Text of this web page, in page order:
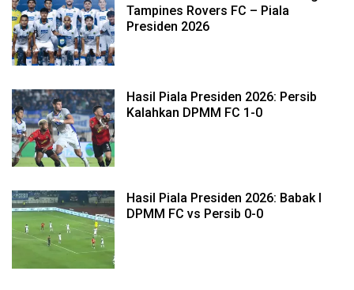
Tampines Rovers FC – Piala
Presiden 2026
Hasil Piala Presiden 2026: Persib
Kalahkan DPMM FC 1-0
Hasil Piala Presiden 2026: Babak I
DPMM FC vs Persib 0-0